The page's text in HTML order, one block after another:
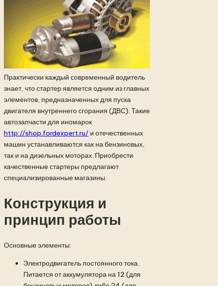
Практически каждый современный водитель
знает, что стартер является одним из главных
элементов, предназначенных для пуска
двигателя внутреннего сгорания (ДВС). Такие
автозапчасти для иномарок
http://shop.fordexpert.ru/ и отечественных
машин устанавливаются как на бензиновых,
так и на дизельных моторах. Приобрести
качественные стартеры предлагают
специализированные магазины.
Конструкция и
принцип работы
Основные элементы:
Электродвигатель постоянного тока.
Питается от аккумулятора на 12 (для